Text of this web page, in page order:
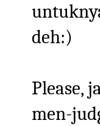
deh:)
Please,
men-